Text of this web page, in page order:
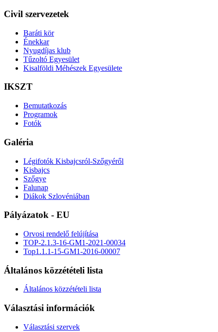
Civil szervezetek
Baráti kör
Énekkar
Nyugdíjas klub
Tűzoltó Egyesület
Kisalföldi Méhészek Egyesülete
IKSZT
Bemutatkozás
Programok
Fotók
Galéria
Légifotók Kisbajcsról-Szőgyéről
Kisbajcs
Szőgye
Falunap
Diákok Szlovéniában
Pályázatok - EU
Orvosi rendelő felújítása
TOP-2.1.3-16-GM1-2021-00034
Top1.1.1-15-GM1-2016-00007
Általános közzétételi lista
Általános közzétételi lista
Választási információk
Választási szervek